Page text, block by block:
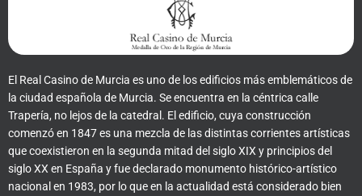
El Real Casino de Murcia es uno de los edificios más emblemáticos de
la ciudad española de Murcia. Se encuentra en la céntrica calle
Trapería, no lejos de la catedral. El edificio, cuya construcción
comenzó en 1847 es una mezcla de las distintas corrientes artísticas
que coexistieron en la segunda mitad del siglo XIX y principios del
siglo XX en España y fue declarado monumento histórico-artístico
nacional en 1983, por lo que en la actualidad está considerado bien